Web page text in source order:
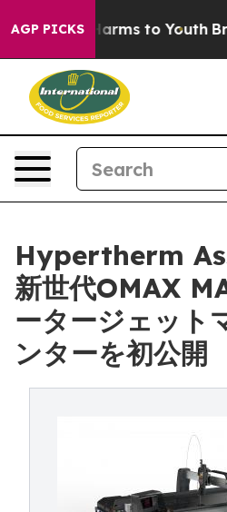
AGP PICKS
Abate Harms to Youth Brazil
Hypertherm
新世代OMAX
ータージェット
ンターを初公開